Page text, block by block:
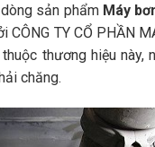
sản phẩm Máy
TY CỔ PHẦN
thương hiệu này,
chăng.